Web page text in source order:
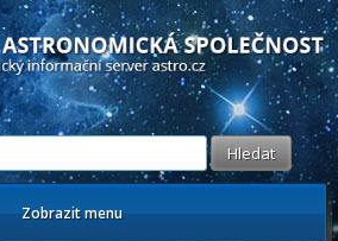
- Informační astronomický server
Zobrazit menu